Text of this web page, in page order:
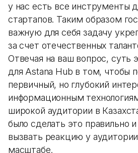
у нас есть все инструменты
стартапов. Таким образом
важную для себя задачу
за счет отечественных
Отвечая на ваш вопрос, суть
для Astana Hub в том, чтобы
первичный, но глубокий
информационным
широкой аудитории в
было сделать это правильно
вызвать реакцию у
масштабе.